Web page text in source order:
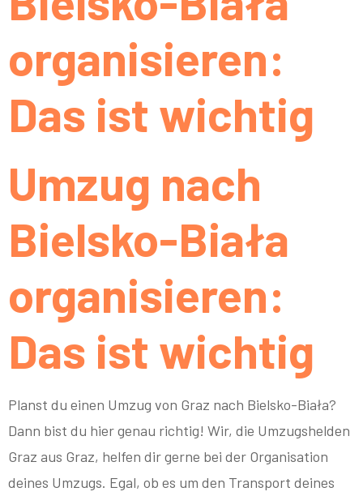
organisieren:
Das ist wichtig
Umzug nach
Bielsko-Biała
organisieren:
Das ist wichtig
Planst du einen Umzug von Graz nach Bielsko-Biała?
Dann bist du hier genau richtig! Wir, die Umzugshelden
Graz aus Graz, helfen dir gerne bei der Organisation
deines Umzugs. Egal, ob es um den Transport deines